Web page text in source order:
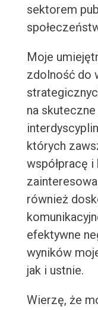
sektorem
Moje
zdolność do
na
których
współpracę
również
efektywne
wyników
jak i ustnie.
Wierzę, że